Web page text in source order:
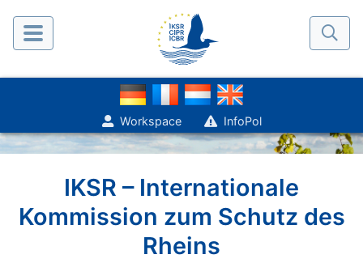
Workspace InfoPol
IKSR – Internationale
Kommission zum Schutz des
Rheins